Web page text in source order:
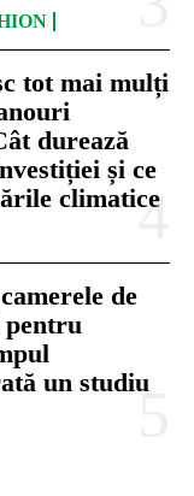
tot mai mulți
durează
și ce
climatice
de
pentru
un studiu